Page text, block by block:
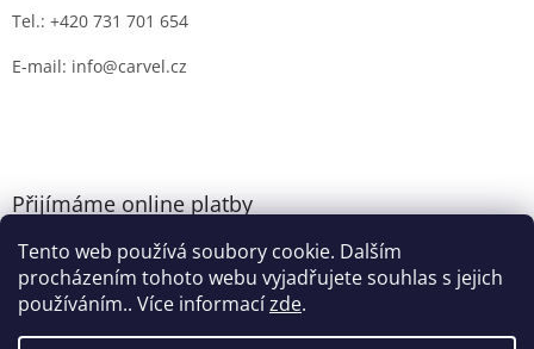
Tento web používá soubory cookie. Dalším
procházením tohoto webu vyjadřujete souhlas s jejich
používáním.. Více informacízde.
Tel.: +420 731 701 654
E-mail: info@carvel.cz
Přijímáme online platby